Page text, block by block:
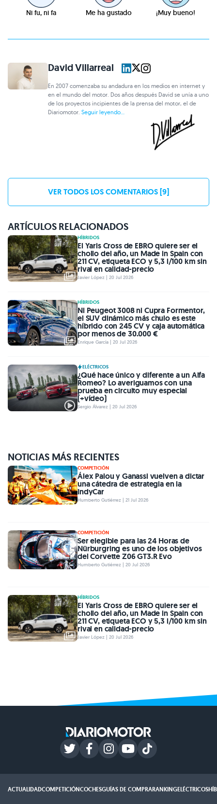
Ni fu, ni fa Me ha gustado ¡Muy bueno!
David Villarreal
En 2007 comenzaba su andadura en los medios en internet y
en el mundo del motor. Dos años después David se unía a uno
de los proyectos incipientes de la prensa del motor, el de
Diariomotor.Seguir leyendo...
VER TODOS LOS COMENTARIOS [9]
ARTÍCULOS RELACIONADOS
HÍBRIDOS
El Yaris Cross de EBRO quiere ser el
chollo del año, un Made in Spain con
211 CV, etiqueta ECO y 5,3 l/100 km sin
rival en calidad-precio
Javier López | 20 Jul 2026
HÍBRIDOS
Ni Peugeot 3008 ni Cupra Formentor,
el SUV dinámico más chulo es este
híbrido con 245 CV y caja automática
por menos de 30.000 €
Enrique García | 20 Jul 2026
ELÉCTRICOS
¿Qué hace único y diferente a un Alfa
Romeo? Lo averiguamos con una
prueba en circuito muy especial
(+vídeo)
Sergio Álvarez | 20 Jul 2026
NOTICIAS MÁS RECIENTES
COMPETICIÓN
Álex Palou y Ganassi vuelven a dictar
una cátedra de estrategia en la
IndyCar
Humberto Gutiérrez | 21 Jul 2026
COMPETICIÓN
Ser elegible para las 24 Horas de
Nürburgring es uno de los objetivos
del Corvette Z06 GT3.R Evo
Humberto Gutiérrez | 20 Jul 2026
HÍBRIDOS
El Yaris Cross de EBRO quiere ser el
chollo del año, un Made in Spain con
211 CV, etiqueta ECO y 5,3 l/100 km sin
rival en calidad-precio
Javier López | 20 Jul 2026
ACTUALIDADCOMPETICIÓNCOCHESGUÍAS DE COMPRARANKINGELÉCTRICOS